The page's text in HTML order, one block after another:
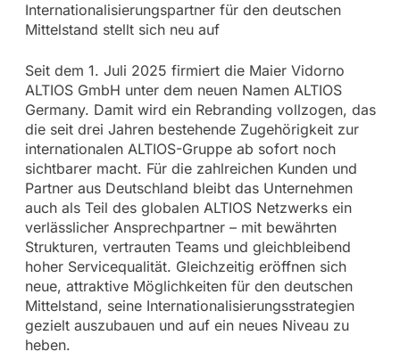
Internationalisierungspartner für den deutschen
Mittelstand stellt sich neu auf
Seit dem 1. Juli 2025 firmiert die Maier Vidorno
ALTIOS GmbH unter dem neuen Namen ALTIOS
Germany. Damit wird ein Rebranding vollzogen, das
die seit drei Jahren bestehende Zugehörigkeit zur
internationalen ALTIOS-Gruppe ab sofort noch
sichtbarer macht. Für die zahlreichen Kunden und
Partner aus Deutschland bleibt das Unternehmen
auch als Teil des globalen ALTIOS Netzwerks ein
verlässlicher Ansprechpartner – mit bewährten
Strukturen, vertrauten Teams und gleichbleibend
hoher Servicequalität. Gleichzeitig eröffnen sich
neue, attraktive Möglichkeiten für den deutschen
Mittelstand, seine Internationalisierungsstrategien
gezielt auszubauen und auf ein neues Niveau zu
heben.